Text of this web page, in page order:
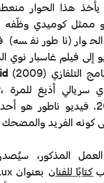
ممثل كوميدي وظّفه
(ناطور
إلى فيلم غاسبار نوي
، وهو برنامج كوميدي سريالي أذيعَ للمرة
الأولى في عام 2012. فيديو
المذكور، سيُصدر
كتابًا للفنان